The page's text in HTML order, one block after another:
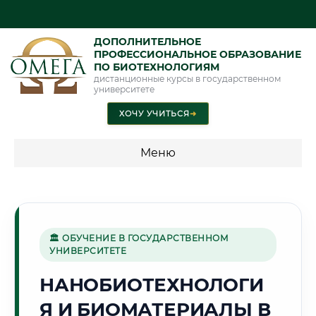
ДОПОЛНИТЕЛЬНОЕ
ПРОФЕССИОНАЛЬНОЕ ОБРАЗОВАНИЕ
ПО БИОТЕХНОЛОГИЯМ
дистанционные курсы в государственном
университете
ХОЧУ УЧИТЬСЯ➜
Меню
🏭
Г. ЛИПЕЦК
🏛 ОБУЧЕНИЕ В ГОСУДАРСТВЕННОМ
УНИВЕРСИТЕТЕ
НАНОБИОТЕХНОЛОГИ
Я И БИОМАТЕРИАЛЫ В